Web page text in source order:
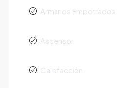
Armarios Empotrados
Ascensor
Calefacción